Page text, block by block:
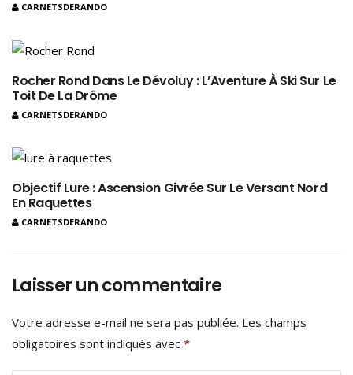
CARNETSDERANDO
Rocher Rond Dans Le Dévoluy : L’Aventure À Ski Sur Le
Toit De La Drôme
CARNETSDERANDO
Objectif Lure : Ascension Givrée Sur Le Versant Nord
En Raquettes
CARNETSDERANDO
Laisser un commentaire
Votre adresse e-mail ne sera pas publiée. Les champs
obligatoires sont indiqués avec *